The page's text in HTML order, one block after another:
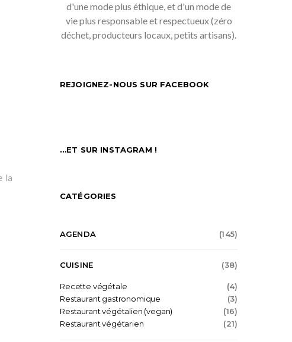
la
d'une mode plus éthique, et d'un mode de
vie plus responsable et respectueux (zéro
déchet, producteurs locaux, petits artisans).
REJOIGNEZ-NOUS SUR FACEBOOK
…ET SUR INSTAGRAM !
CATÉGORIES
AGENDA (145)
CUISINE (38)
Recette végétale
(4)
Restaurant gastronomique
(3)
Restaurant végétalien (vegan)
(16)
Restaurant végétarien
(21)